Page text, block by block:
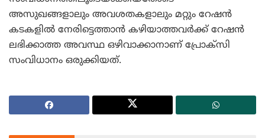
അസുഖങ്ങളാലും അവശതകളാലും മറ്റും റേഷന്‍
കടകളില്‍ നേരിട്ടെത്താന്‍ കഴിയാത്തവര്‍ക്ക് റേഷന്‍
ലഭിക്കാത്ത അവസ്ഥ ഒഴിവാക്കാനാണ് പ്രോക്‌സി
സംവിധാനം ഒരുക്കിയത്.